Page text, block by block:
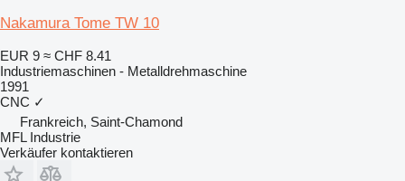
Nakamura Tome TW 10
EUR 9 ≈ CHF 8.41
Industriemaschinen - Metalldrehmaschine
1991
CNC ✓
Frankreich, Saint-Chamond
MFL Industrie
Verkäufer kontaktieren